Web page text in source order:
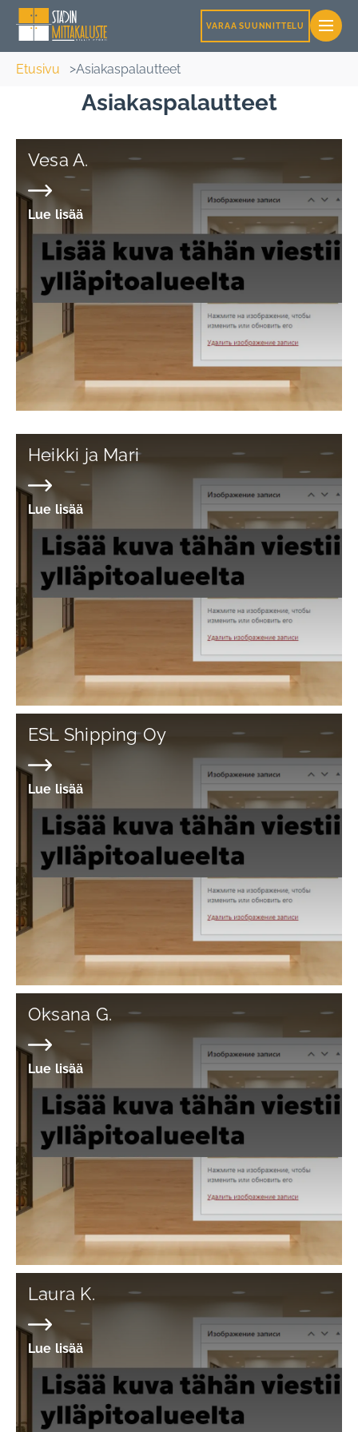
VARAA SUUNNITTELU
Etusivu Asiakaspalautteet
Asiakaspalautteet
Vesa A.
Lue lisää
Heikki ja Mari
Lue lisää
ESL Shipping Oy
Lue lisää
Oksana G.
Lue lisää
Laura K.
Lue lisää